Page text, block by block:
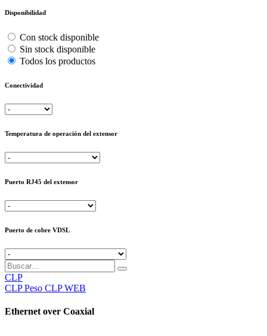
Disponibilidad
Con stock disponible
Sin stock disponible
Todos los productos
Conectividad
Temperatura de operación del extensor
Puerto RJ45 del extensor
Puerto de cobre VDSL
CLP
CLP Peso CLP WEB
Ethernet over Coaxial